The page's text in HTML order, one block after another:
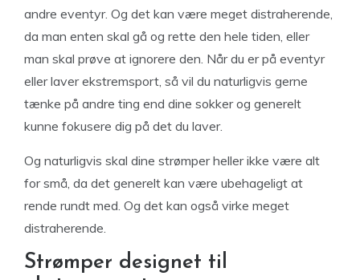
andre eventyr. Og det kan være meget distraherende,
da man enten skal gå og rette den hele tiden, eller
man skal prøve at ignorere den. Når du er på eventyr
eller laver ekstremsport, så vil du naturligvis gerne
tænke på andre ting end dine sokker og generelt
kunne fokusere dig på det du laver.
Og naturligvis skal dine strømper heller ikke være alt
for små, da det generelt kan være ubehageligt at
rende rundt med. Og det kan også virke meget
distraherende.
Strømper designet til